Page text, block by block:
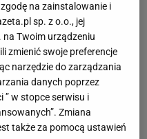
na zainstalowanie i
sp. z o.o., jej
Twoim urządzeniu
zmienić swoje preferencje
narzędzie do zarządzania
danych poprzez
” w stopce serwisu i
Zmiana
także za pomocą ustawień